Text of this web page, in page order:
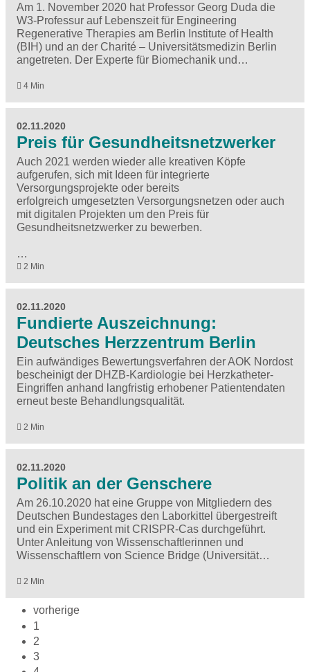
Am 1. November 2020 hat Professor Georg Duda die
W3-Professur auf Lebenszeit für Engineering
Regenerative Therapies am Berlin Institute of Health
(BIH) und an der Charité – Universitätsmedizin Berlin
angetreten. Der Experte für Biomechanik und…
4 Min
02.11.2020
Preis für Gesundheitsnetzwerker
Auch 2021 werden wieder alle kreativen Köpfe
aufgerufen, sich mit Ideen für integrierte
Versorgungsprojekte oder bereits
erfolgreich umgesetzten Versorgungsnetzen oder auch
mit digitalen Projekten um den Preis für
Gesundheitsnetzwerker zu bewerben.
…
2 Min
02.11.2020
Fundierte Auszeichnung:
Deutsches Herzzentrum Berlin
Ein aufwändiges Bewertungsverfahren der AOK Nordost
bescheinigt der DHZB-Kardiologie bei Herzkatheter-
Eingriffen anhand langfristig erhobener Patientendaten
erneut beste Behandlungsqualität.
2 Min
02.11.2020
Politik an der Genschere
Am 26.10.2020 hat eine Gruppe von Mitgliedern des
Deutschen Bundestages den Laborkittel übergestreift
und ein Experiment mit CRISPR-Cas durchgeführt.
Unter Anleitung von Wissenschaftlerinnen und
Wissenschaftlern von Science Bridge (Universität…
2 Min
vorherige
1
2
3